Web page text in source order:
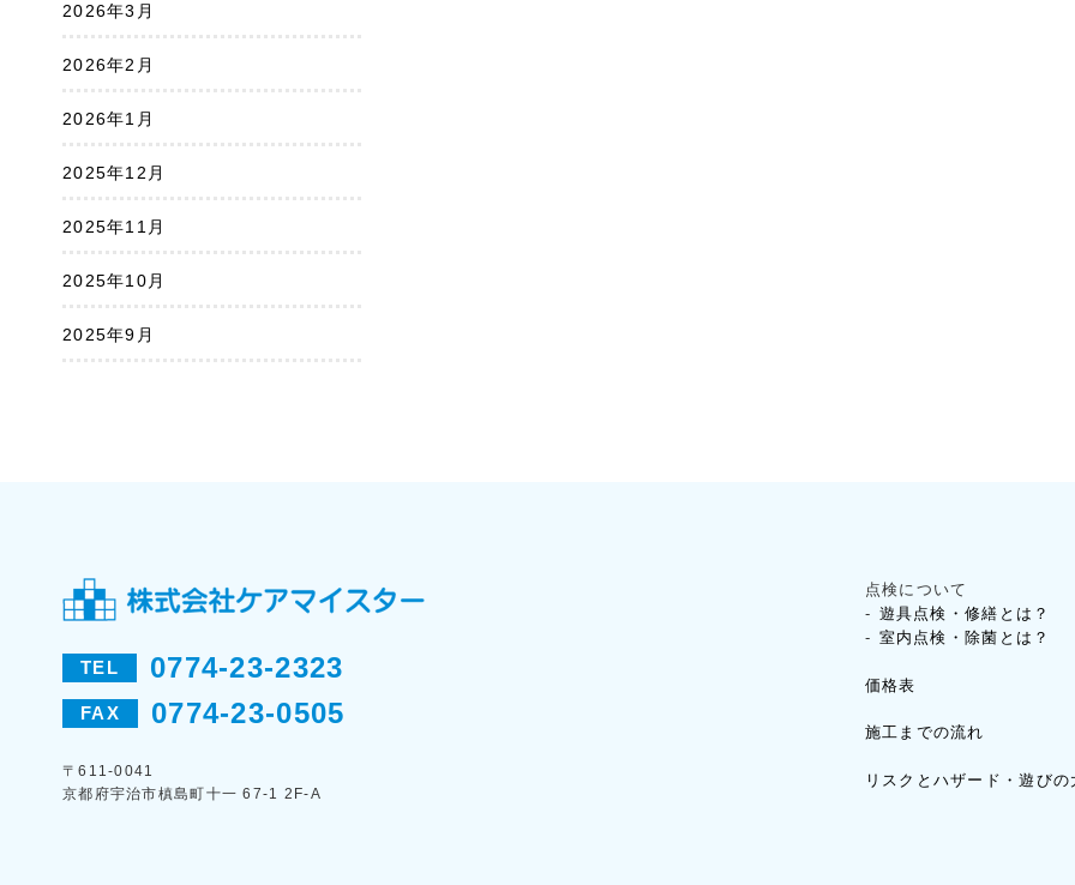
2026年3月
2026年2月
2026年1月
2025年12月
2025年11月
2025年10月
2025年9月
TEL 0774-23-2323
FAX 0774-23-0505
〒611-0041
京都府宇治市槙島町十一 67-1 2F-A
点検について
遊具点検・修繕とは？
室内点検・除菌とは？
価格表
施工までの流れ
リスクとハザード・遊びの